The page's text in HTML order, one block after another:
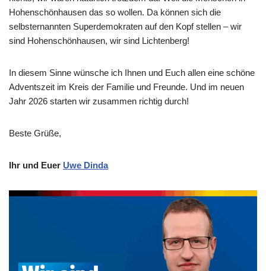
Hohenschönhausen das so wollen. Da können sich die
selbsternannten Superdemokraten auf den Kopf stellen – wir
sind Hohenschönhausen, wir sind Lichtenberg!
In diesem Sinne wünsche ich Ihnen und Euch allen eine schöne
Adventszeit im Kreis der Familie und Freunde. Und im neuen
Jahr 2026 starten wir zusammen richtig durch!
Beste Grüße,
Ihr und Euer Uwe Dinda